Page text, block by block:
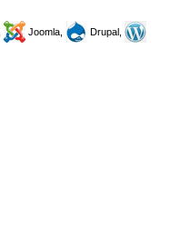
Joomla,
Drupal,